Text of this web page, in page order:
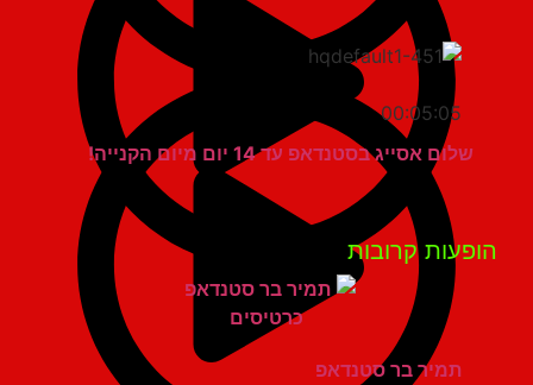
00:05:05
שלום אסייג בסטנדאפ עד 14 יום מיום הקנייה!
קרובות
תמיר בר סטנדאפ